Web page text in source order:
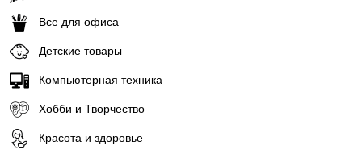
Все для офиса
Детские товары
Компьютерная техника
Хобби и Творчество
Красота и здоровье